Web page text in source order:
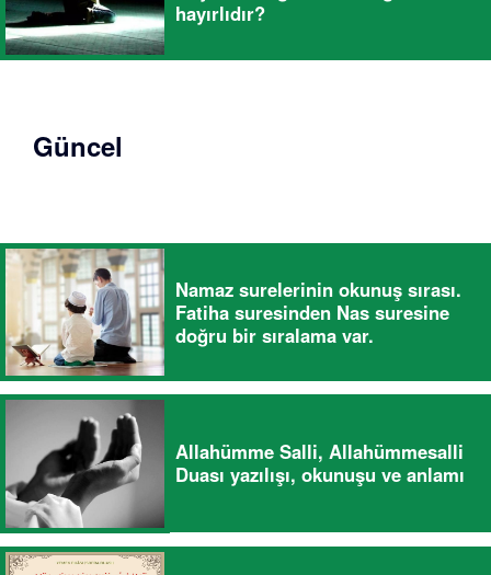
hayırlıdır?
Güncel
Namaz surelerinin okunuş sırası.
Fatiha suresinden Nas suresine
doğru bir sıralama var.
Allahümme Salli, Allahümmesalli
Duası yazılışı, okunuşu ve anlamı